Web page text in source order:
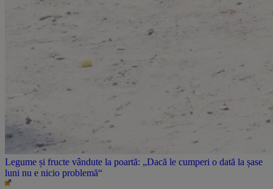
Legume și fructe vândute la poartă: „Dacă le cumperi o dată la șase
luni nu e nicio problemă“